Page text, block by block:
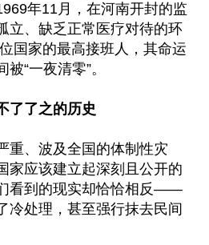
年11月，在河南开封的监
立、缺乏正常医疗对待的环
国家的最高接班人，其命运
“一夜清零”。
了了之的历史
重、波及全国的体制性灾
家应该建立起深刻且公开的
看到的现实却恰恰相反——
冷处理，甚至强行抹去民间